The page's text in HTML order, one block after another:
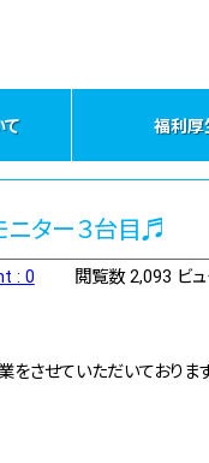
て 福利厚
ニター３台目♬
: 0 閲覧数 2,093 ビ
をさせていただいておりま